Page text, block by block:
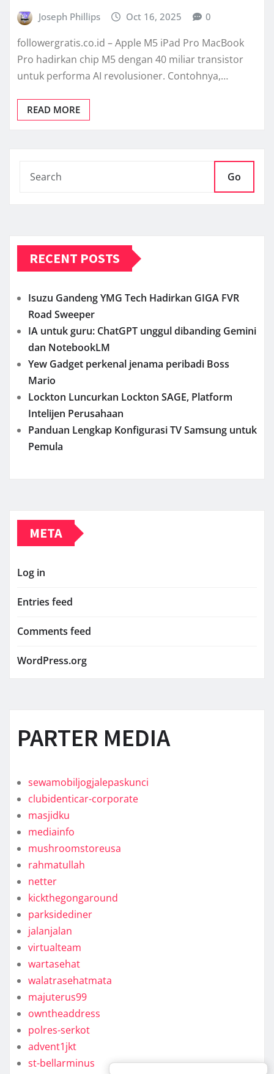
Joseph Phillips Oct 16, 2025 0
followergratis.co.id – Apple M5 iPad Pro MacBook
Pro hadirkan chip M5 dengan 40 miliar transistor
untuk performa AI revolusioner. Contohnya,…
READ MORE
Go
RECENT POSTS
Isuzu Gandeng YMG Tech Hadirkan GIGA FVR
Road Sweeper
IA untuk guru: ChatGPT unggul dibanding Gemini
dan NotebookLM
Yew Gadget perkenal jenama peribadi Boss
Mario
Lockton Luncurkan Lockton SAGE, Platform
Intelijen Perusahaan
Panduan Lengkap Konfigurasi TV Samsung untuk
Pemula
META
Log in
Entries feed
Comments feed
WordPress.org
PARTER MEDIA
sewamobiljogjalepaskunci
clubidenticar-corporate
masjidku
mediainfo
mushroomstoreusa
rahmatullah
netter
kickthegongaround
parksidediner
jalanjalan
virtualteam
wartasehat
walatrasehatmata
majuterus99
owntheaddress
polres-serkot
advent1jkt
st-bellarminus